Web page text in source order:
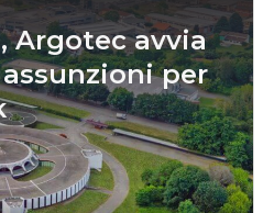
Argotec avvia
per